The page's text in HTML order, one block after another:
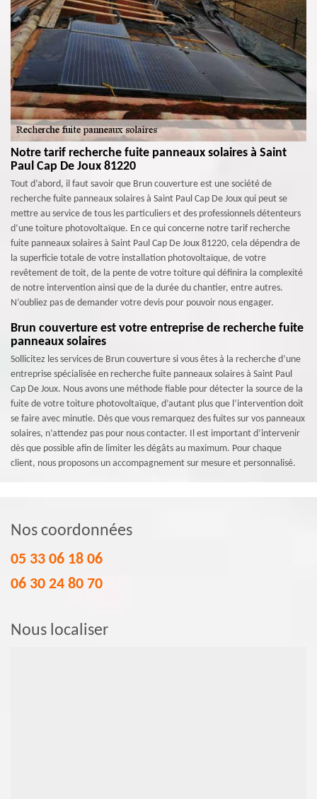
Notre tarif recherche fuite panneaux solaires à Saint
Paul Cap De Joux 81220
Tout d’abord, il faut savoir que Brun couverture est une société de
recherche fuite panneaux solaires à Saint Paul Cap De Joux qui peut se
mettre au service de tous les particuliers et des professionnels détenteurs
d’une toiture photovoltaïque. En ce qui concerne notre tarif recherche
fuite panneaux solaires à Saint Paul Cap De Joux 81220, cela dépendra de
la superficie totale de votre installation photovoltaïque, de votre
revêtement de toit, de la pente de votre toiture qui définira la complexité
de notre intervention ainsi que de la durée du chantier, entre autres.
N’oubliez pas de demander votre devis pour pouvoir nous engager.
Brun couverture est votre entreprise de recherche fuite
panneaux solaires
Sollicitez les services de Brun couverture si vous êtes à la recherche d’une
entreprise spécialisée en recherche fuite panneaux solaires à Saint Paul
Cap De Joux. Nous avons une méthode fiable pour détecter la source de la
fuite de votre toiture photovoltaïque, d’autant plus que l’intervention doit
se faire avec minutie. Dès que vous remarquez des fuites sur vos panneaux
solaires, n’attendez pas pour nous contacter. Il est important d’intervenir
dès que possible afin de limiter les dégâts au maximum. Pour chaque
client, nous proposons un accompagnement sur mesure et personnalisé.
Nos coordonnées
05 33 06 18 06
06 30 24 80 70
Nous localiser